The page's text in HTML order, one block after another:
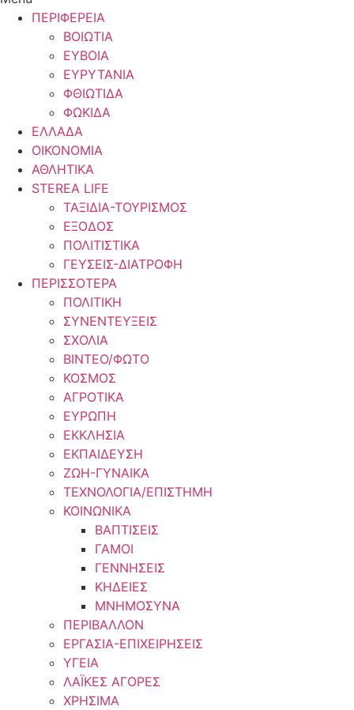
ΠΕΡΙΦΕΡΕΙΑ
ΒΟΙΩΤΙΑ
ΕΥΒΟΙΑ
ΕΥΡΥΤΑΝΙΑ
ΦΘΙΩΤΙΔΑ
ΦΩΚΙΔΑ
ΕΛΛΑΔΑ
ΟΙΚΟΝΟΜΙΑ
ΑΘΛΗΤΙΚΑ
STEREA LIFE
ΤΑΞΙΔΙΑ-ΤΟΥΡΙΣΜΟΣ
ΕΞΟΔΟΣ
ΠΟΛΙΤΙΣΤΙΚΑ
ΓΕΥΣΕΙΣ-ΔΙΑΤΡΟΦΗ
ΠΕΡΙΣΣΟΤΕΡΑ
ΠΟΛΙΤΙΚΗ
ΣΥΝΕΝΤΕΥΞΕΙΣ
ΣΧΟΛΙΑ
ΒΙΝΤΕΟ/ΦΩΤΟ
ΚΟΣΜΟΣ
ΑΓΡΟΤΙΚΑ
ΕΥΡΩΠΗ
ΕΚΚΛΗΣΙΑ
ΕΚΠΑΙΔΕΥΣΗ
ΖΩΗ-ΓΥΝΑΙΚΑ
ΤΕΧΝΟΛΟΓΙΑ/ΕΠΙΣΤΗΜΗ
ΚΟΙΝΩΝΙΚΑ
ΒΑΠΤΙΣΕΙΣ
ΓΑΜΟΙ
ΓΕΝΝΗΣΕΙΣ
ΚΗΔΕΙΕΣ
ΜΝΗΜΟΣΥΝΑ
ΠΕΡΙΒΑΛΛΟΝ
ΕΡΓΑΣΙΑ-ΕΠΙΧΕΙΡΗΣΕΙΣ
ΥΓΕΙΑ
ΛΑΪΚΕΣ ΑΓΟΡΕΣ
ΧΡΗΣΙΜΑ